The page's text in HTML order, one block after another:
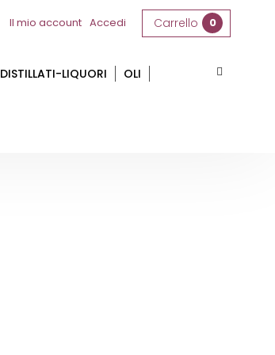
Il mio account Accedi Carrello 0
DISTILLATI-LIQUORI OLI